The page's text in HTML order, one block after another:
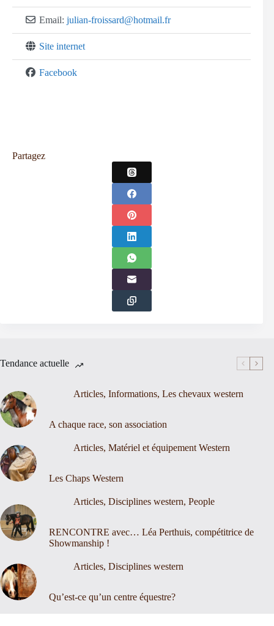
Email: julian-froissard@hotmail.fr
Site internet
Facebook
Partagez
Tendance actuelle
Articles, Informations, Les chevaux western
A chaque race, son association
Articles, Matériel et équipement Western
Les Chaps Western
Articles, Disciplines western, People
RENCONTRE avec… Léa Perthuis, compétitrice de
Showmanship !
Articles, Disciplines western
Qu’est-ce qu’un centre équestre?